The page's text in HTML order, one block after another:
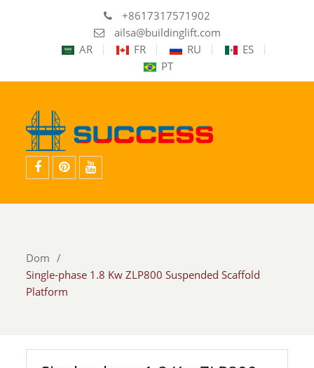
+8617317571902
ailsa@buildinglift.com
AR
FR RU
ES
PT
Dom
Single-phase 1.8 Kw ZLP800 Suspended Scaffold
Platform